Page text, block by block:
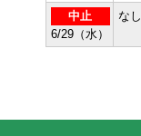
中止
6/29（水）
なし